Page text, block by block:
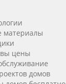
материалы
цены
домов